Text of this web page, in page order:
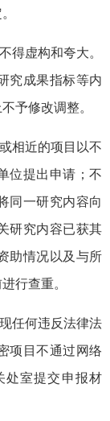
得虚构和夸大。
究成果指标等内
予修改调整。
相近的项目以不
位提出申请；不
同一研究内容向
研究内容已获其
助情况以及与所
行查重。
任何违反法律法
项目不通过网络
处室提交申报材